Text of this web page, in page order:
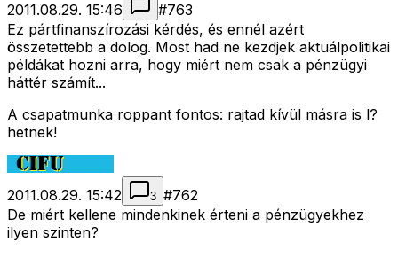
2011.08.29. 15:46 #763
Ez pártfinanszírozási kérdés, és ennél azért
összetettebb a dolog. Most had ne kezdjek aktuálpolitikai
példákat hozni arra, hogy miért nem csak a pénzügyi
háttér számít...
A csapatmunka roppant fontos: rajtad kívül másra is l?
hetnek!
2011.08.29. 15:42 3 #762
De miért kellene mindenkinek érteni a pénzügyekhez
ilyen szinten?